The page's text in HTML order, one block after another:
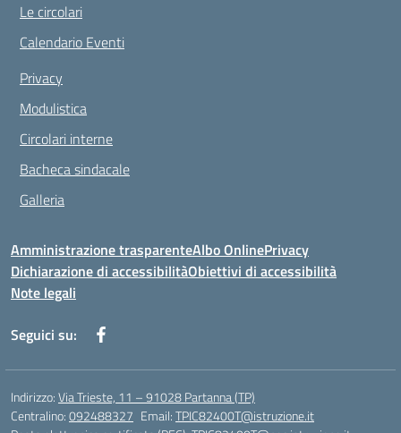
Le circolari
Calendario Eventi
Privacy
Modulistica
Circolari interne
Bacheca sindacale
Galleria
Amministrazione trasparenteAlbo OnlinePrivacy
Dichiarazione di accessibilitàObiettivi di accessibilità
Note legali
Seguici su:
Indirizzo:Via Trieste, 11 – 91028 Partanna (TP)
Centralino:092488327 Email:TPIC82400T@istruzione.it